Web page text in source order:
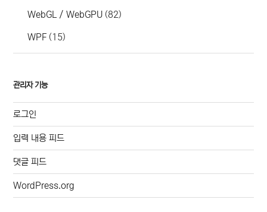
WebGL / WebGPU (82)
WPF (15)
관리자 기능
로그인
입력 내용 피드
댓글 피드
WordPress.org